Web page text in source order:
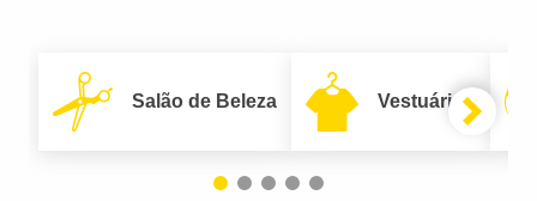
Salão de Beleza Vestuário